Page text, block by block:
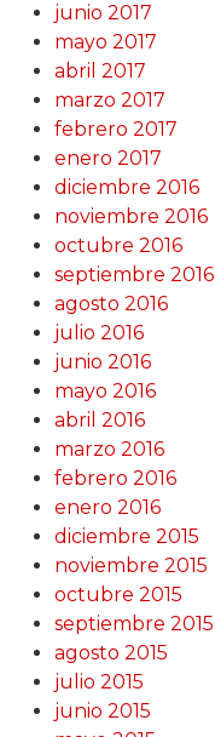
junio 2017
mayo 2017
abril 2017
marzo 2017
febrero 2017
enero 2017
diciembre 2016
noviembre 2016
octubre 2016
septiembre 2016
agosto 2016
julio 2016
junio 2016
mayo 2016
abril 2016
marzo 2016
febrero 2016
enero 2016
diciembre 2015
noviembre 2015
octubre 2015
septiembre 2015
agosto 2015
julio 2015
junio 2015